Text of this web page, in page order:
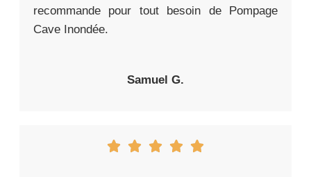
recommande pour tout besoin de Pompage
Cave Inondée.
Samuel G.